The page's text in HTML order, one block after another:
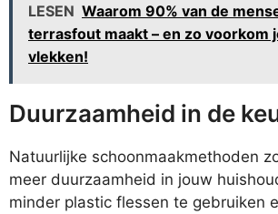
LESEN Waarom 90% van de
terrasfout maakt – en zo voorkom
vlekken!
Duurzaamheid in de
Natuurlijke schoonmaakmethoden
meer duurzaamheid in jouw
minder plastic flessen te gebruiken